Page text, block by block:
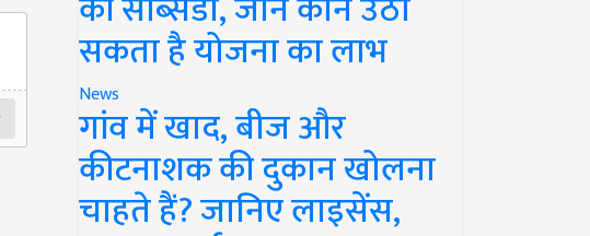
सकता है योजना का लाभ
News
गांव में खाद, बीज और
कीटनाशक की दुकान खोलना
चाहते हैं? जानिए लाइसेंस,